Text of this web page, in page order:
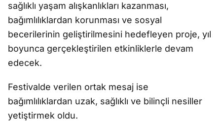
sağlıklı yaşam alışkanlıkları kazanması,
bağımlılıklardan korunması ve sosyal
becerilerinin geliştirilmesini hedefleyen proje, yıl
boyunca gerçekleştirilen etkinliklerle devam
edecek.
Festivalde verilen ortak mesaj ise
bağımlılıklardan uzak, sağlıklı ve bilinçli nesiller
yetiştirmek oldu.